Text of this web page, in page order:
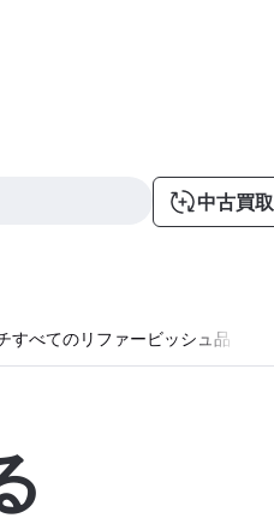
中古買取
すべてのリファービッシュ品